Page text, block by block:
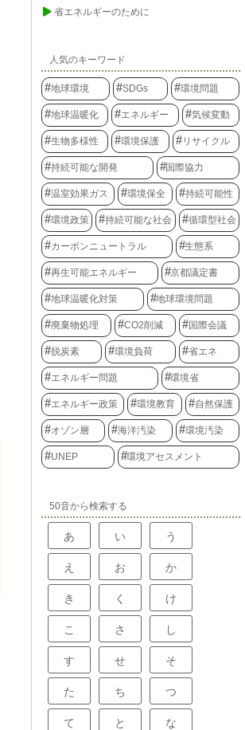
省エネルギーのために
人気のキーワード
地球環境 SDGs 環境問題
地球温暖化 エネルギー 気候変動
生物多様性 環境保護 リサイクル
持続可能な開発 国際協力
温室効果ガス 環境保全 持続可能性
環境政策 持続可能な社会 循環型社会
カーボンニュートラル 生態系
再生可能エネルギー 京都議定書
地球温暖化対策 地球環境問題
廃棄物処理 CO2削減 国際会議
脱炭素 環境負荷 省エネ
エネルギー問題 環境省
エネルギー政策 環境教育 自然保護
オゾン層 海洋汚染 環境汚染
UNEP 環境アセスメント
50音から検索する
あ い う
え お か
き く け
こ さ し
す せ そ
た ち つ
て と な